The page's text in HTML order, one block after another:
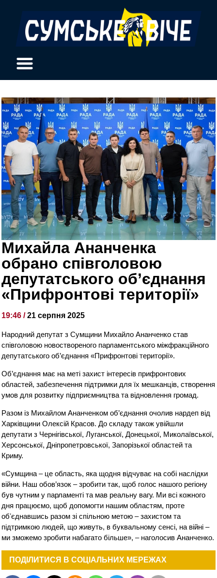
Михайла Ананченка
обрано співголовою
депутатського об’єднання
«Прифронтові території»
19:46 /21 серпня 2025
Народний депутат з Сумщини Михайло Ананченко став
співголовою новоствореного парламентського міжфракційного
депутатського об’єднання «Прифронтові території».
Об’єднання має на меті захист інтересів прифронтових
областей, забезпечення підтримки для їх мешканців, створення
умов для розвитку підприємництва та відновлення громад.
Разом із Михайлом Ананченком об’єднання очолив нардеп від
Харківщини Олексій Красов. До складу також увійшли
депутати з Чернігівської, Луганської, Донецької, Миколаївської,
Херсонської, Дніпропетровської, Запорізької областей та
Криму.
«Сумщина – це область, яка щодня відчуває на собі наслідки
війни. Наш обов’язок – зробити так, щоб голос нашого регіону
був чутним у парламенті та мав реальну вагу. Ми всі кожного
дня працюємо, щоб допомогти нашим областям, проте
обʼєднавшись разом зі спільною метою – захистом та
підтримкою людей, що живуть, в буквальному сенсі, на війні –
ми зможемо зробити набагато більше», – наголосив Ананченко.
ПОДІЛИТИСЯ В СОЦІАЛЬНИХ МЕРЕЖАХ